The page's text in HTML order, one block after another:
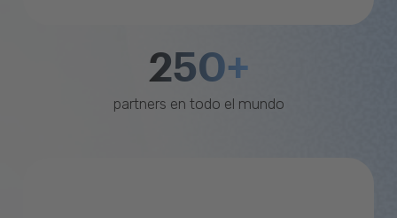
250+
partners en todo el mundo